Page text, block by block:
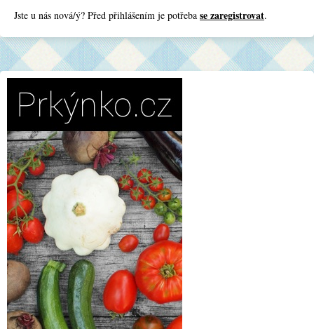
Jste u nás nová/ý? Před přihlášením je potřeba se zaregistrovat.